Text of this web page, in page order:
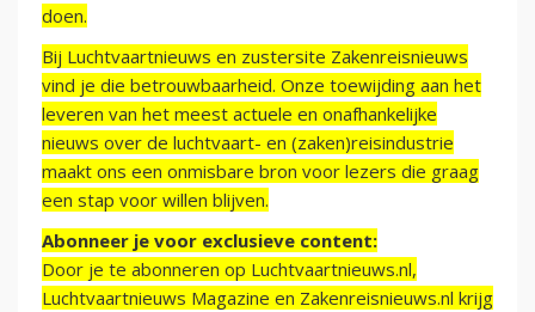
doen.
Bij Luchtvaartnieuws en zustersite Zakenreisnieuws
vind je die betrouwbaarheid. Onze toewijding aan het
leveren van het meest actuele en onafhankelijke
nieuws over de luchtvaart- en (zaken)reisindustrie
maakt ons een onmisbare bron voor lezers die graag
een stap voor willen blijven.
Abonneer je voor exclusieve content:
Door je te abonneren op Luchtvaartnieuws.nl,
Luchtvaartnieuws Magazine en Zakenreisnieuws.nl krijg